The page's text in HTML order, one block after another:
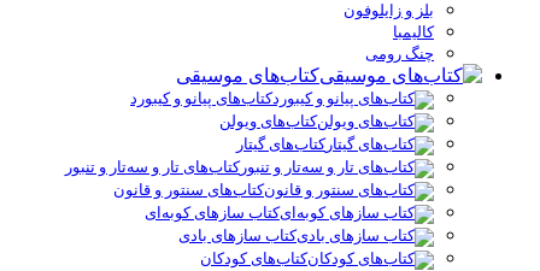
بلز و زایلوفون
کالیمبا
چنگ رومی
کتاب‌های موسیقی
کتاب‌های پیانو و کیبورد
کتاب‌های ویولن
کتاب‌های گیتار
کتاب‌های تار و سه‌تار و تنبور
کتاب‌های سنتور و قانون
کتاب سازهای کوبه‌ای
کتاب سازهای بادی
کتاب‌های کودکان